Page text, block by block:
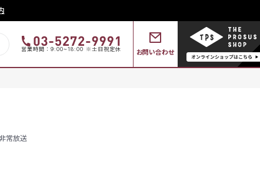
営業時間：9:00~18:00 ※土日祝定休 お問い合わせ
常放送